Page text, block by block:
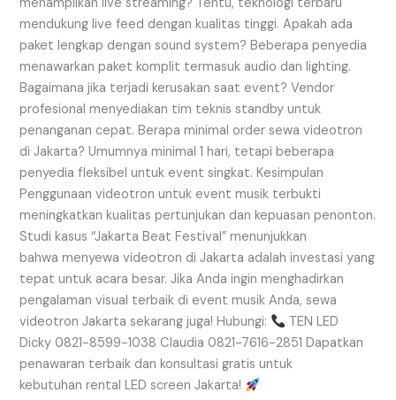
menampilkan live streaming? Tentu, teknologi terbaru
mendukung live feed dengan kualitas tinggi. Apakah ada
paket lengkap dengan sound system? Beberapa penyedia
menawarkan paket komplit termasuk audio dan lighting.
Bagaimana jika terjadi kerusakan saat event? Vendor
profesional menyediakan tim teknis standby untuk
penanganan cepat. Berapa minimal order sewa videotron
di Jakarta? Umumnya minimal 1 hari, tetapi beberapa
penyedia fleksibel untuk event singkat. Kesimpulan
Penggunaan videotron untuk event musik terbukti
meningkatkan kualitas pertunjukan dan kepuasan penonton.
Studi kasus “Jakarta Beat Festival” menunjukkan
bahwa menyewa videotron di Jakarta adalah investasi yang
tepat untuk acara besar. Jika Anda ingin menghadirkan
pengalaman visual terbaik di event musik Anda, sewa
videotron Jakarta sekarang juga! Hubungi:
TEN LED
Dicky 0821-8599-1038 Claudia 0821-7616-2851 Dapatkan
penawaran terbaik dan konsultasi gratis untuk
kebutuhan rental LED screen Jakarta!